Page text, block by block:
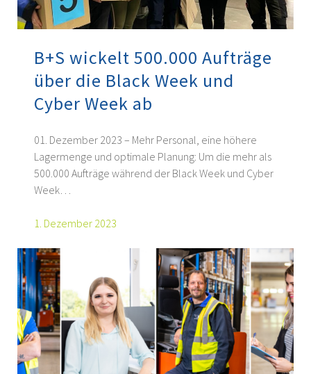
B+S wickelt 500.000 Aufträge
über die Black Week und
Cyber Week ab
01. Dezember 2023 – Mehr Personal, eine höhere
Lagermenge und optimale Planung: Um die mehr als
500.000 Aufträge während der Black Week und Cyber
Week…
1. Dezember 2023